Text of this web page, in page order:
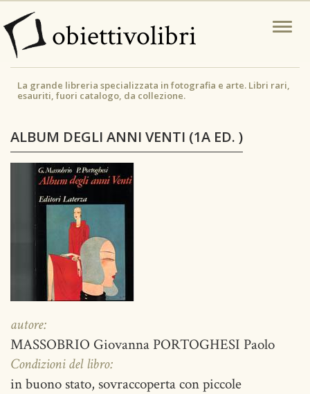
Salta
al
contenuto obiettivolibri
La grande libreria specializzata in fotografia e arte. Libri rari,
esauriti, fuori catalogo, da collezione.
ALBUM DEGLI ANNI VENTI (1A ED. )
autore:
MASSOBRIO Giovanna PORTOGHESI Paolo
Condizioni del libro:
in buono stato, sovraccoperta con piccole